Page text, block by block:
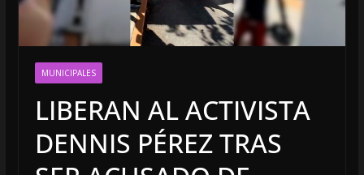
MUNICIPALES
LIBERAN AL ACTIVISTA
DENNIS PÉREZ TRAS